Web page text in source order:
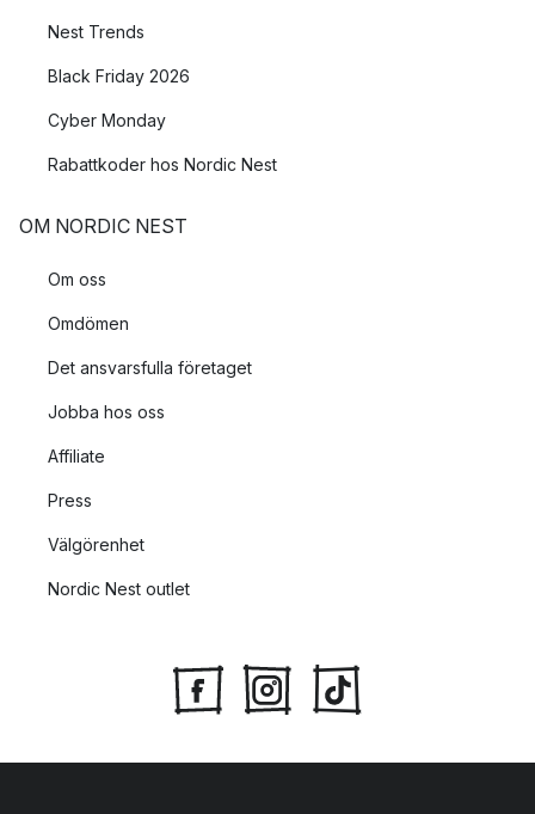
Nest Trends
Black Friday 2026
Cyber Monday
Rabattkoder hos Nordic Nest
OM NORDIC NEST
Om oss
Omdömen
Det ansvarsfulla företaget
Jobba hos oss
Affiliate
Press
Välgörenhet
Nordic Nest outlet